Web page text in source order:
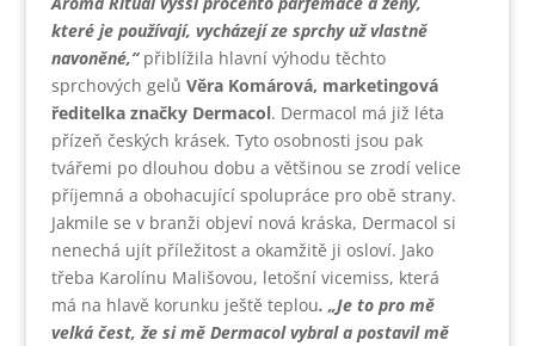
které je používají, vycházejí ze sprchy už vlastně
navoněné,“přiblížila hlavní výhodu těchto
sprchových gelů Věra Komárová, marketingová
ředitelka značky Dermacol. Dermacol má již léta
přízeň českých krásek. Tyto osobnosti jsou pak
tvářemi po dlouhou dobu a většinou se zrodí velice
příjemná a obohacující spolupráce pro obě strany.
Jakmile se v branži objeví nová kráska, Dermacol si
nenechá ujít příležitost a okamžitě ji osloví. Jako
třeba Karolínu Mališovou, letošní vicemiss, která
má na hlavě korunku ještě teplou. „Je to pro mě
velká čest, že si mě Dermacol vybral a postavil mě